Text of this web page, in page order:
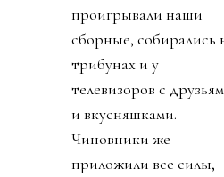
проигрывали наши
сборные, собирались
трибунах и у
телевизоров с
и вкусняшками.
Чиновники же
приложили все силы,